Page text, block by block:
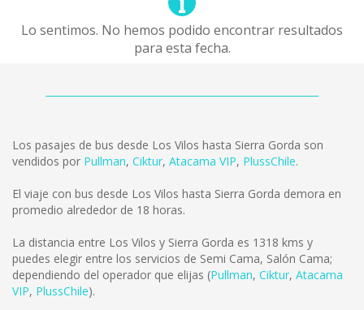
Lo sentimos. No hemos podido encontrar resultados
para esta fecha.
Los pasajes de bus desde Los Vilos hasta Sierra Gorda son
vendidos por Pullman, Ciktur, Atacama VIP, PlussChile.
El viaje con bus desde Los Vilos hasta Sierra Gorda demora en
promedio alrededor de 18 horas.
La distancia entre Los Vilos y Sierra Gorda es 1318 kms y
puedes elegir entre los servicios de Semi Cama, Salón Cama;
dependiendo del operador que elijas (Pullman, Ciktur, Atacama
VIP, PlussChile).